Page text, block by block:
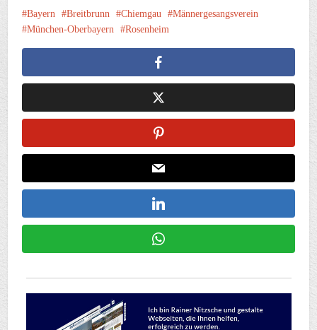
Bayern Breitbrunn Chiemgau
Männergesangsverein
München-Oberbayern
Rosenheim